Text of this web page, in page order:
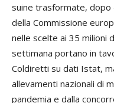
suine trasformate, dopo
della Commissione
nelle scelte ai 35 milioni
settimana portano in
Coldiretti su dati Istat,
allevamenti nazionali di
pandemia e dalla